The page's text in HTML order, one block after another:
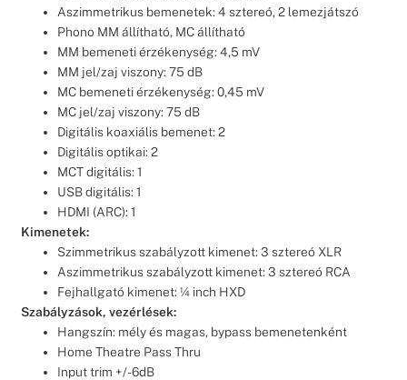
Aszimmetrikus bemenetek: 4 sztereó, 2 lemezjátszó
Phono MM állítható, MC állítható
MM bemeneti érzékenység: 4,5 mV
MM jel/zaj viszony: 75 dB
MC bemeneti érzékenység: 0,45 mV
MC jel/zaj viszony: 75 dB
Digitális koaxiális bemenet: 2
Digitális optikai: 2
MCT digitális: 1
USB digitális: 1
HDMI (ARC): 1
Kimenetek:
Szimmetrikus szabályzott kimenet: 3 sztereó XLR
Aszimmetrikus szabályzott kimenet: 3 sztereó RCA
Fejhallgató kimenet: ¼ inch HXD
Szabályzások, vezérlések:
Hangszín: mély és magas, bypass bemenetenként
Home Theatre Pass Thru
Input trim +/- 6dB